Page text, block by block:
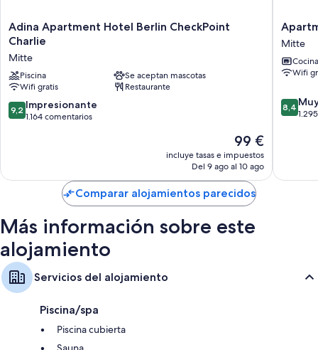
Adina
Apartment
Berlin
CheckPoint
Charlie
Mitte
Adina Apartment Hotel Berlin CheckPoint
Charlie
Mitte
Piscina
Se aceptan mascotas
Wifi gratis
Restaurante
9.2
sobre
9,2 Impresionante
1.164 comentarios
El
precio
actual
de
99 €
99 €
incluye tasas e impuestos
Del 9 ago al 10 ago
am
Tor
Mitte
Mitte
Cocina
Wifi
8.4
sobre
8,4
Comparar alojamientos parecidos
Más información sobre este
alojamiento
Servicios del alojamiento
Piscina/spa
Piscina cubierta